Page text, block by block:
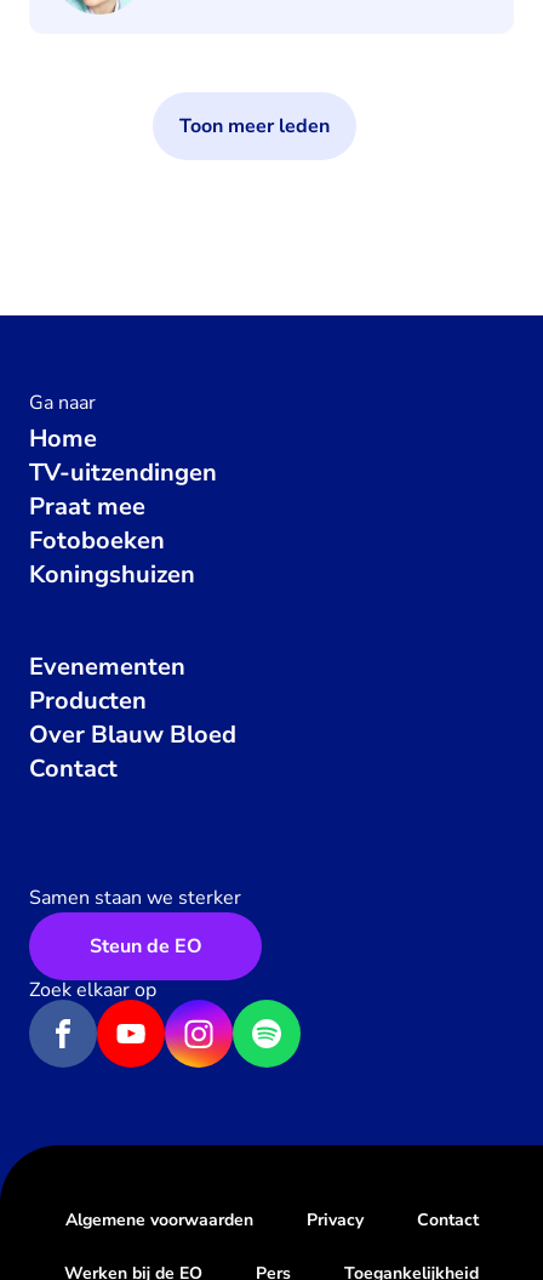
Toon meer leden
Ga naar
Home
TV-uitzendingen
Praat mee
Fotoboeken
Koningshuizen
Evenementen
Producten
Over Blauw Bloed
Contact
Samen staan we sterker
Steun de EO
Zoek elkaar op
Algemene voorwaarden Privacy Contact
Werken bij de EO Pers Toegankelijkheid